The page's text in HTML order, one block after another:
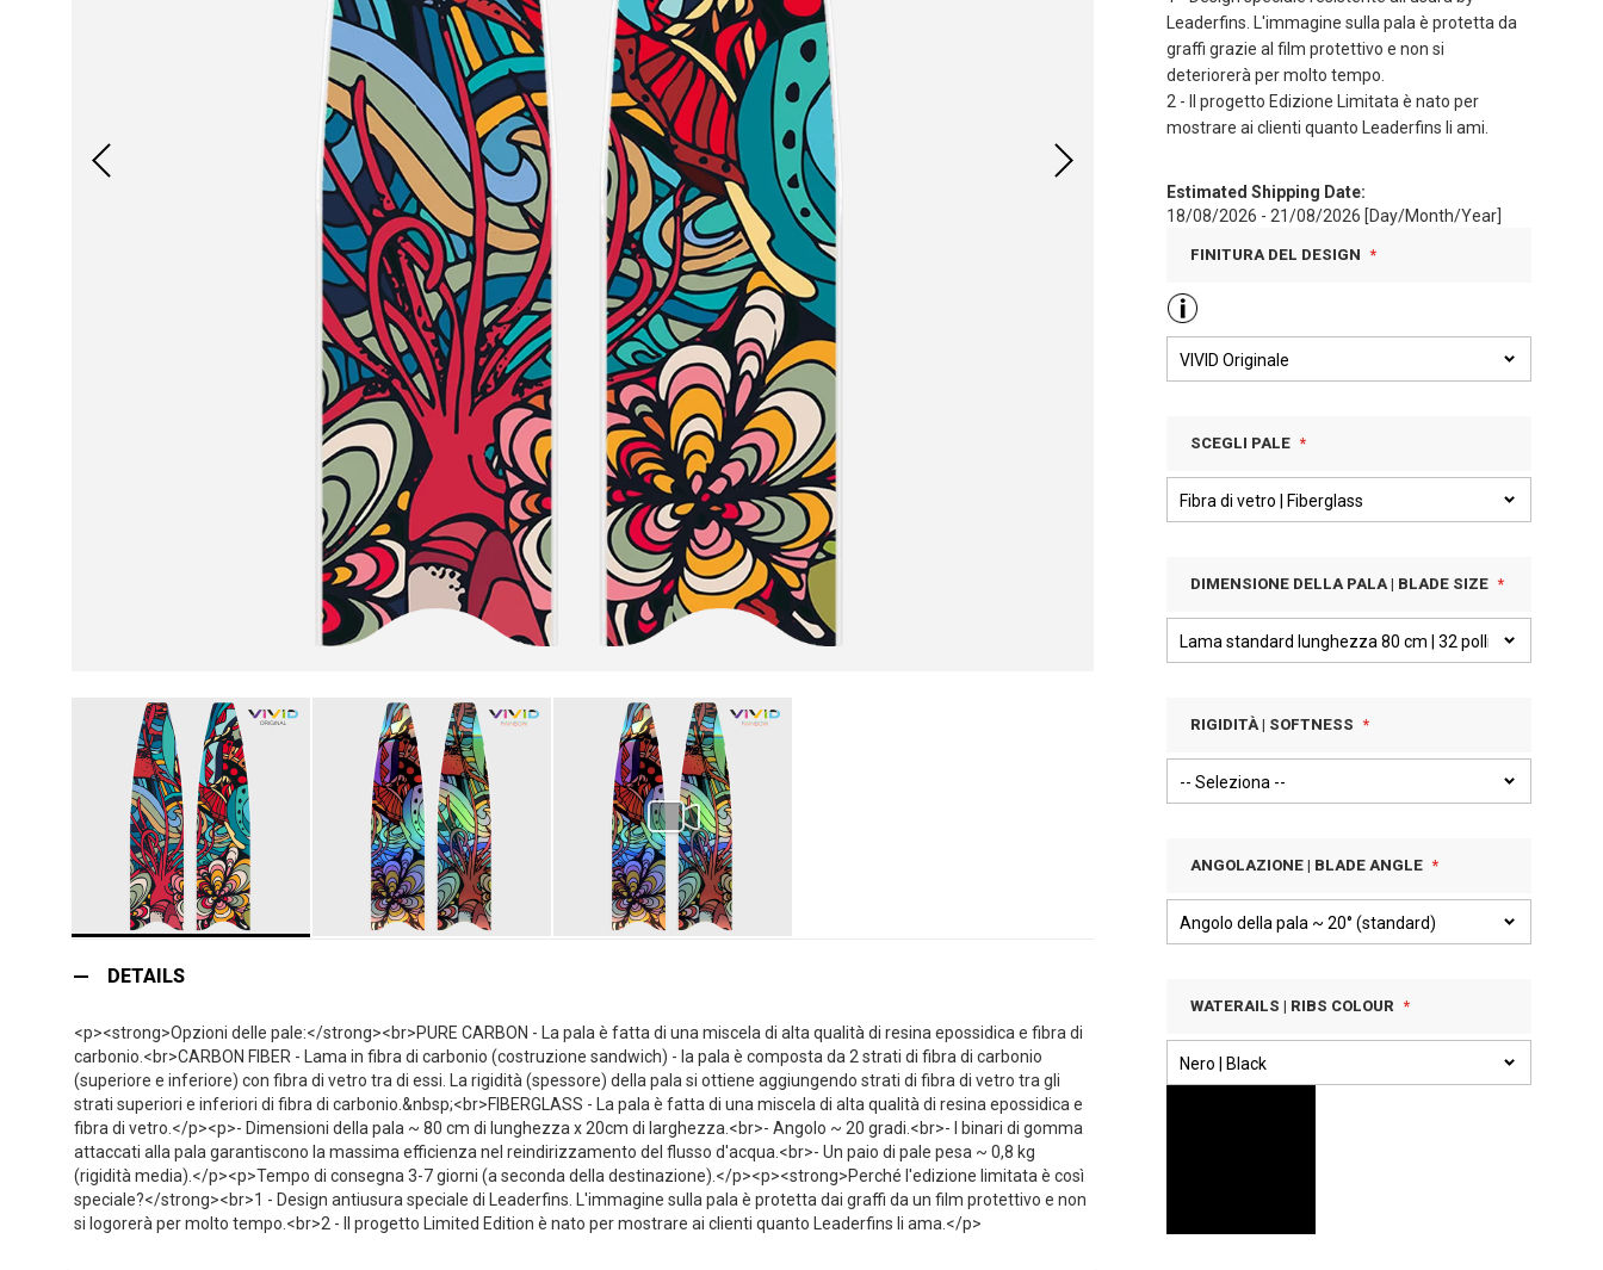
all'inizio
immagini
DETAILS
<p><strong>Opzioni delle pale:</strong><br>PURE CARBON - La pala è fatta di una miscela di alta qualità di resina epossidica e fibra di
carbonio.<br>CARBON FIBER - Lama in fibra di carbonio (costruzione sandwich) - la pala è composta da 2 strati di fibra di carbonio
(superiore e inferiore) con fibra di vetro tra di essi. La rigidità (spessore) della pala si ottiene aggiungendo strati di fibra di vetro tra gli
strati superiori e inferiori di fibra di carbonio.&nbsp;<br>FIBERGLASS - La pala è fatta di una miscela di alta qualità di resina epossidica e
fibra di vetro.</p><p>- Dimensioni della pala ~ 80 cm di lunghezza x 20cm di larghezza.<br>- Angolo ~ 20 gradi.<br>- I binari di gomma
attaccati alla pala garantiscono la massima efficienza nel reindirizzamento del flusso d'acqua.<br>- Un paio di pale pesa ~ 0,8 kg
(rigidità media).</p><p>Tempo di consegna 3-7 giorni (a seconda della destinazione).</p><p><strong>Perché l'edizione limitata è così
speciale?</strong><br>1 - Design antiusura speciale di Leaderfins. L'immagine sulla pala è protetta dai graffi da un film protettivo e non
si logorerà per molto tempo.<br>2 - Il progetto Limited Edition è nato per mostrare ai clienti quanto Leaderfins li ama.</p>
Leaderfins. L'immagine sulla pala è protetta da
graffi grazie al film protettivo e non si
deteriorerà per molto tempo.
2 - Il progetto Edizione Limitata è nato per
mostrare ai clienti quanto Leaderfins li ami.
Estimated Shipping Date:
18/08/2026 - 21/08/2026 [Day/Month/Year]
FINITURA DEL DESIGN
SCEGLI PALE
DIMENSIONE DELLA PALA | BLADE SIZE
RIGIDITÀ | SOFTNESS
ANGOLAZIONE | BLADE ANGLE
WATERAILS | RIBS COLOUR